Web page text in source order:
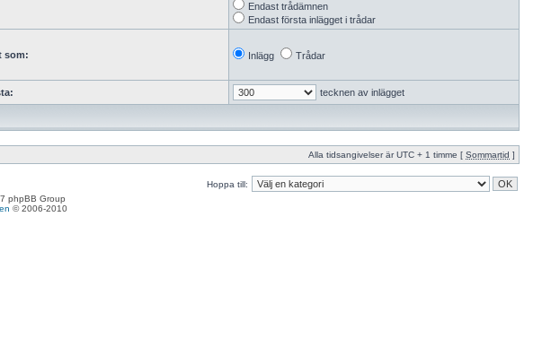
Endast trådämnen
Endast första inlägget i trådar
som: Inlägg Trådar
tecknen av inlägget
Alla tidsangivelser är UTC + 1 timme [ Sommartid ]
Hoppa till:
phpBB Group
© 2006-2010